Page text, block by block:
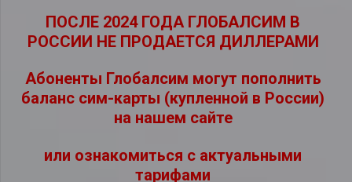
ПОСЛЕ 2024 ГОДА ГЛОБАЛСИМ В
РОССИИ НЕ ПРОДАЕТСЯ ДИЛЛЕРАМИ
Абоненты Глобалсим могут пополнить
баланс сим-карты (купленной в России)
на нашем сайте
или ознакомиться с актуальными
тарифами